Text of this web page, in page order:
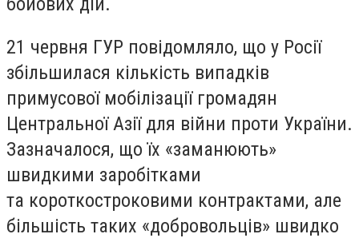
21 червня ГУР повідомляло, що у Росії
збільшилася кількість випадків
примусової мобілізації громадян
Центральної Азії для війни проти України.
Зазначалося, що їх «заманюють»
швидкими заробітками
та короткостроковими контрактами, але
більшість таких «добровольців» швидко